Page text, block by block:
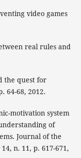
video games
real rules and
the quest for
64-68, 2012.
motivation system
of
Journal of the
n. 11, p. 617-671,